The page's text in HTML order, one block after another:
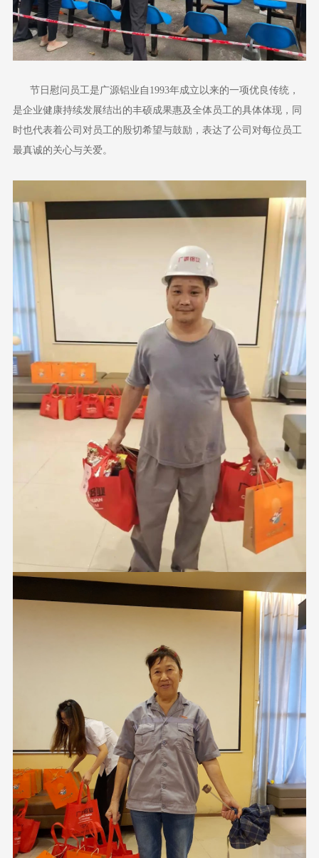
节日慰问员工是广源铝业自1993年成立以来的一项优良传统，
是企业健康持续发展结出的丰硕成果惠及全体员工的具体体现，同
时也代表着公司对员工的殷切希望与鼓励，表达了公司对每位员工
最真诚的关心与关爱。